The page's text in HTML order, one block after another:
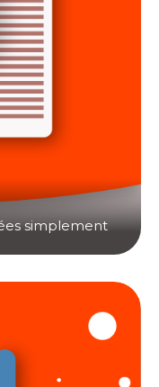
simplement